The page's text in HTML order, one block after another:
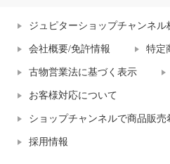
ジュピターショップチャンネル
会社概要/免許情報 特定
古物営業法に基づく表示
お客様対応について
ショップチャンネルで商品販売
採用情報